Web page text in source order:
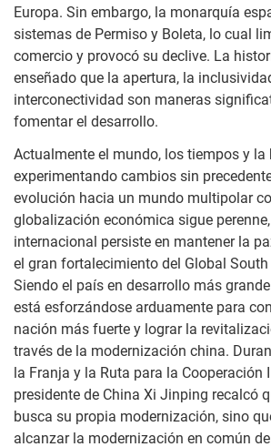
Europa. Sin embargo, la monarquía
sistemas de Permiso y Boleta, lo cual
comercio y provocó su declive. La
enseñado que la apertura, la
interconectividad son maneras
fomentar el desarrollo.
Actualmente el mundo, los tiempos y la
experimentando cambios sin
evolución hacia un mundo multipolar
globalización económica sigue
internacional persiste en mantener la
el gran fortalecimiento del Global
Siendo el país en desarrollo más
está esforzándose arduamente para
nación más fuerte y lograr la
través de la modernización china.
la Franja y la Ruta para la Cooperación
presidente de China Xi Jinping recalcó
busca su propia modernización, sino
alcanzar la modernización en común